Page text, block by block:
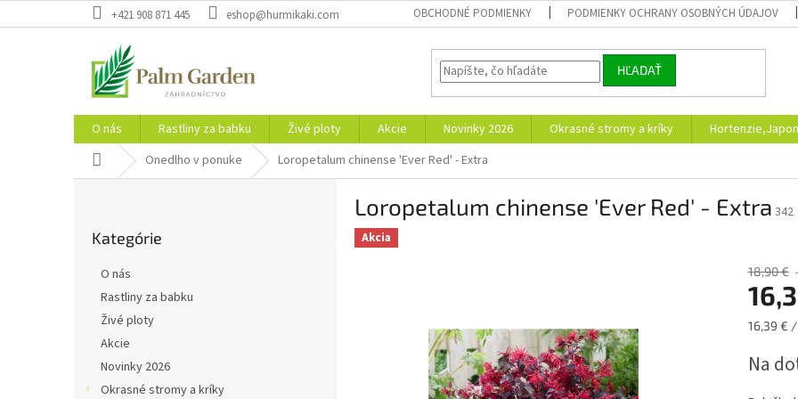
na
+421 908 871 445 eshop@hurmikaki.com OBCHODNÉ PODMIENKY PODMIENKY OCHRANY OSOBNÝCH ÚDAJOV
HĽADAŤ
O nás Rastliny za babku Živé ploty Akcie Novinky 2026 Okrasné stromy a kríky
Domov Onedlho v ponuke Loropetalum chinense 'Ever Red' - Extra
kategórie
Kategórie
O nás
Rastliny za babku
Živé ploty
Akcie
Novinky 2026
Okrasné stromy a kríky
Loropetalum chinense 'Ever Red' - Extra 342
Akcia
18,90 €
16,39 € /
Na